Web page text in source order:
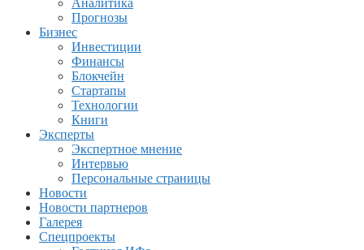
Аналитика
Прогнозы
Бизнес
Инвестиции
Финансы
Блокчейн
Стартапы
Технологии
Книги
Эксперты
Экспертное мнение
Интервью
Персональные страницы
Новости
Новости партнеров
Галерея
Спецпроекты